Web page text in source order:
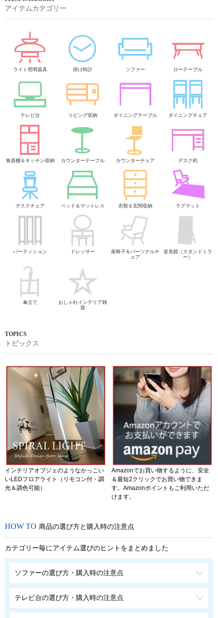
アイテムカテゴリー
ライト照明器具 掛け時計 ソファー ローテーブル
テレビ台 リビング収納 ダイニングテーブル ダイニングチェア
食器棚＆キッチン収納 カウンターテーブル カウンターチェア デスク机
デスクチェア ベッド＆マットレス 衣類＆玄関収納 ラグマット
パーティション ドレッサー
座椅子＆パーソナルチ
ェア
姿見鏡（スタンドミラ
ー）
傘立て
おしゃれインテリア雑
貨
トピックス
インテリアオブジェのようなかっこい
いLEDフロアライト（リモコン付・調
光＆調色可能）
Amazonでお買い物するように、安全
＆最短2クリックでお買い物できま
す。Amazonポイントもご利用いただ
けます。
商品の選び方と購入時の注意点
カテゴリー毎にアイテム選びのヒントをまとめました
ソファーの選び方・購入時の注意点
テレビ台の選び方・購入時の注意点